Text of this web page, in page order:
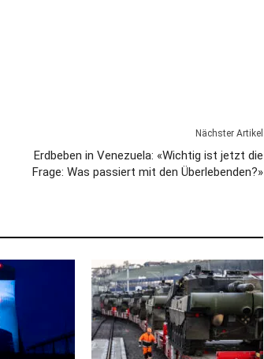
Nächster Artikel
Erdbeben in Venezuela: «Wichtig ist jetzt die
Frage: Was passiert mit den Überlebenden?»